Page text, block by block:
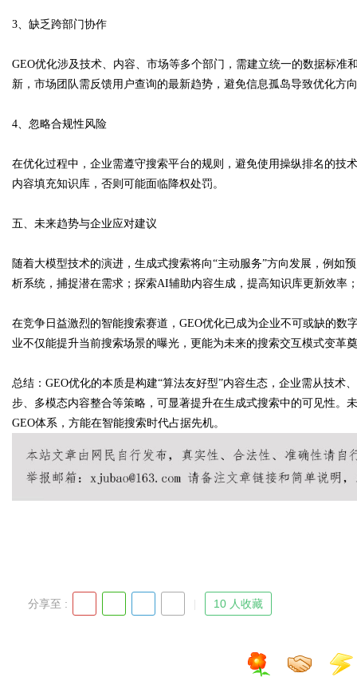
3、缺乏跨部门协作
GEO优化涉及技术、内容、市场等多个部门，需建立统一的数据标
新，市场团队需反馈用户查询的最新趋势，避免信息孤岛导致优化方
4、忽略合规性风险
在优化过程中，企业需遵守搜索平台的规则，避免使用操纵排名的技
内容填充知识库，否则可能面临降权处罚。
五、未来趋势与企业应对建议
随着大模型技术的演进，生成式搜索将向“主动服务”方向发展，例如
析系统，捕捉潜在需求；探索AI辅助内容生成，提高知识库更新效率
在竞争日益激烈的智能搜索赛道，GEO优化已成为企业不可或缺的
业不仅能提升当前搜索场景的曝光，更能为未来的搜索交互模式变革
总结：GEO优化的本质是构建“算法友好型”内容生态，企业需从技
步、多模态内容整合等策略，可显著提升在生成式搜索中的可见性。
GEO体系，方能在智能搜索时代占据先机。
分享至 : 10 人收藏